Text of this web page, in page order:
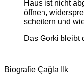
Haus ist nicht
öffnen,
scheitern und
Das Gorki bleibt
Biografie Çağla Ilk